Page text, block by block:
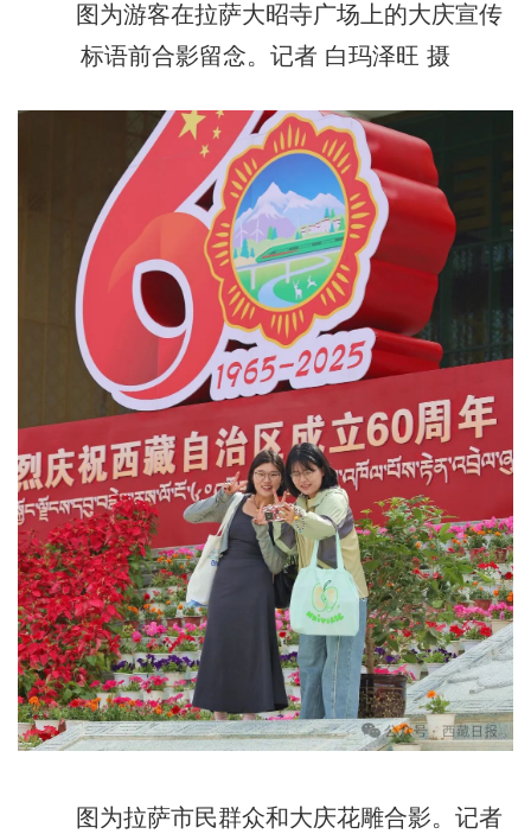
图为游客在拉萨大昭寺广场上的大庆宣传
标语前合影留念。记者 白玛泽旺 摄
图为拉萨市民群众和大庆花雕合影。记者